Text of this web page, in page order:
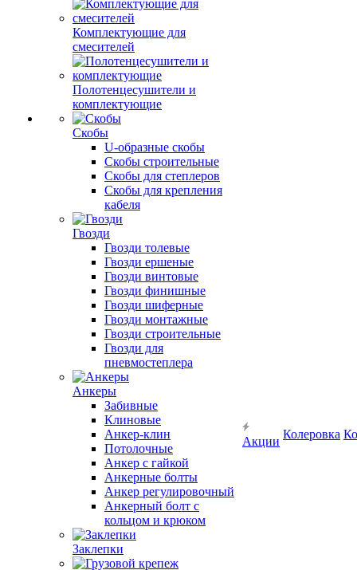
Комплектующие для
смесителей
Полотенцесушители и
комплектующие
Скобы
U-образные скобы
Скобы строительные
Скобы для степлеров
Скобы для крепления
кабеля
Гвозди
Гвозди толевые
Гвозди ершеные
Гвозди винтовые
Гвозди финишные
Гвозди шиферные
Гвозди монтажные
Гвозди строительные
Гвозди для
пневмостеплера
Анкеры
Забивные
Клиновые
Анкер-клин
Потолочные
Анкер с гайкой
Анкерные болты
Анкер регулировочный
Анкерный болт с
кольцом и крюком
Заклепки
Акции
Колеровка